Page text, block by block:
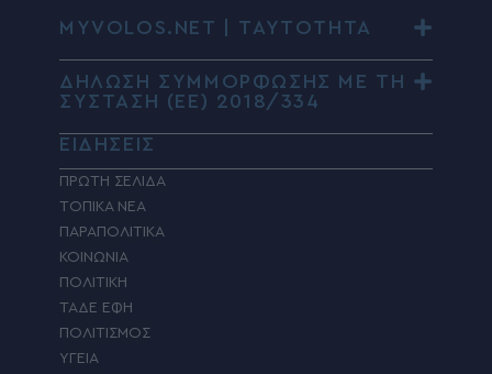
MYVOLOS.NET | ΤΑΥΤΟΤΗΤΑ
ΔΗΛΩΣΗ ΣΥΜΜΟΡΦΩΣΗΣ ΜΕ ΤΗ
ΣΥΣΤΑΣΗ (ΕΕ) 2018/334
ΕΙΔΗΣΕΙΣ
ΠΡΩΤΗ ΣΕΛΙΔΑ
ΤΟΠΙΚΑ ΝΕΑ
ΠΑΡΑΠΟΛΙΤΙΚΑ
ΚΟΙΝΩΝΙΑ
ΠΟΛΙΤΙΚΗ
ΤΑΔΕ ΕΦΗ
ΠΟΛΙΤΙΣΜΟΣ
ΥΓΕΙΑ